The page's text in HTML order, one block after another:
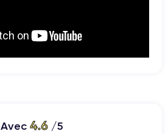
Avec 4.6/5